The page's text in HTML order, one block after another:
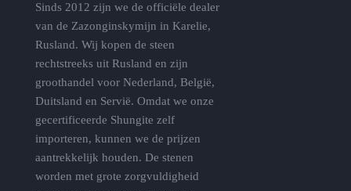
Sinds 2012 zijn we de officiële dealer
van de Zazonginskymijn in Karelie,
Rusland. Wij kopen de steen
rechtstreeks uit Rusland en zijn
groothandel voor Nederland, België,
Duitsland en Servië. Omdat we onze
gecertificeerde Shungite zelf
importeren, kunnen we de prijzen
aantrekkelijk houden. De stenen
worden met grote zorgvuldigheid